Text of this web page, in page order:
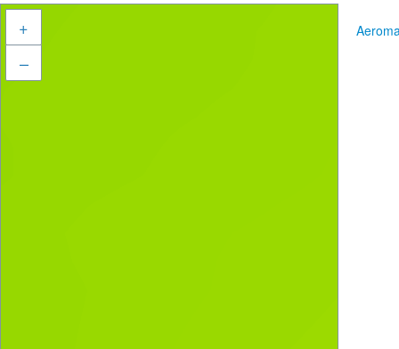
+
–